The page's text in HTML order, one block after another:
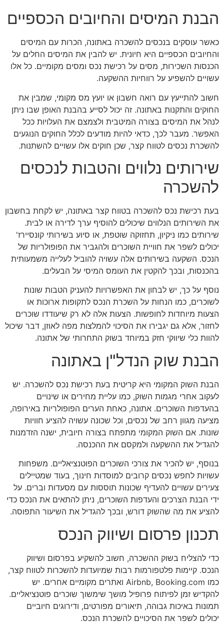
הבנת המיסים והחיובים הכספיים
כאשר עוסקים בנכסים להשכרה באתונה, הכרות עם המיסים
והחיובים הכספיים היא חיונית. יש להבין את המיסים החלים על
הכנסות השכירות, מסים על רכישת נכס ומסים מקומיים. כל אלו
עשויים להשפיע על רווחיות ההשקעה.
חשוב להתייעץ עם רואה חשבון או יועץ מס מקומי, שמבין את
החוקים והתקנות באתונה. זה יכול לסייע בהבנת האופן שבו ניתן
לנהל את המיסים בצורה המיטבית ולצמצם את העלויות ככל
האפשר. מעבר לכך, כדאי להיות מודעים לכלל החוקים הנוגעים
להשכרת נכסים לטווח קצר, שכן חוקים אלו עשויים להשתנות.
שירותים נלווים והטבות לנכסים
להשכרה
בעת רכישת נכס להשכרה בטווח קצר באתונה, יש לקחת בחשבון
את השירותים הנלווים שיכולים להוסיף ערך לדירה או לבית.
שירותים כמו ניקיון, תחזוקה שוטפת, או סיוע בשירותי קונסיירז'
יכולים לשפר את חוויית השוכרים ולהגביר את הפופולריות של
הנכס. השקעה בשירותים אלה עשויה להוביל לעלייה משמעותית
בהכנסות, ובכך להקטין את העומס המיסי על הבעלים.
נוסף על כך, יש לבחון את האפשרויות להעניק הטבות שונות
לשוכרים, כמו הנחות על השכרת הנכס לתקופות ארוכות או
הצעות מיוחדות לחופשות. הצעות אלה לא רק שיעודדו שוכרים
לחזור, אלא גם יגבירו את הסיכוי להמלצות מפה לאוזן, דבר שיכול
להוות כלי שיווקי חזק במיוחד בשוק התחרותי של אתונה.
הבנת שוק הנדל"ן באתונה
הבנת השוק המקומי היא קריטית בעת רכישת נכס להשכרה. יש
לעקוב אחרי מגמות השוק, כמו עליית מחירים או שינויים
בהעדפות השוכרים. אתונה, כאחת הערים הפופולריות באירופה,
מציעה מגוון רחב של נכסים, וכל שכונה עשויה להציע חוויות
שונות. אם השוק המקומי מתפתח בצורה חיובית, ישנה הזדמנות
להגדיל את ההשקעה ולמקסם את ההכנסה.
בנוסף, יש להכיר את צורכי השוכרים הפוטנציאליים. משפחות
עשויות לחפש נכסים קרובים למוסדות חינוך, בעוד שמטיילים
צעירים עשויים להעדיף שכונות תוססות עם מסעדות וברים. על
ידי הבנת הצרכים והעדפות השוכרים, ניתן להתאים את הנכס כדי
להציע את מה שהשוק דורש, ובכך להגדיל את השיעור התפוסה.
תכנון פרסום ושיווק הנכס
כדי להצליח בשוק ההשכרה, חשוב להשקיע בפרסום ושיווק
הנכס. קיימות פלטפורמות רבות שמיועדות להשכרות לטווח קצר,
כמו Airbnb, Booking.com ואתרים מקומיים אחרים. יש
להקדיש זמן לפיתוח פרופיל מושך שימשוך שוכרים פוטנציאליים.
תמונות באיכות גבוהה, תיאורים מפורטים, ודירוגים חיוביים
יכולים לשפר את הסיכויים להשכרת הנכס.